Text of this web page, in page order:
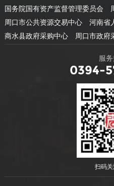
国务院国有资产监督管理委员会
周口市公共资源交易中心
河南省
商水县政府采购中心
周口市政府
服
0394-
扫码